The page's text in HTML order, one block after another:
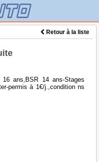
Retour à la liste
16 ans,BSR 14 ans-Stages
permis à 1€/j.,condition ns